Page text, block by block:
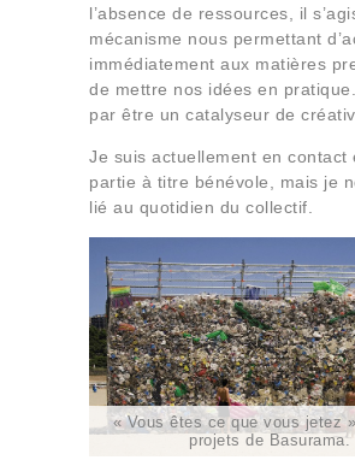
l’absence de ressources, il
mécanisme nous permettant
immédiatement aux matières
de mettre nos idées en
par être un catalyseur de
Je suis actuellement en contact
partie à titre bénévole, mais je
lié au quotidien du collectif.
« Vous êtes ce que vous jetez
projets de Basurama.